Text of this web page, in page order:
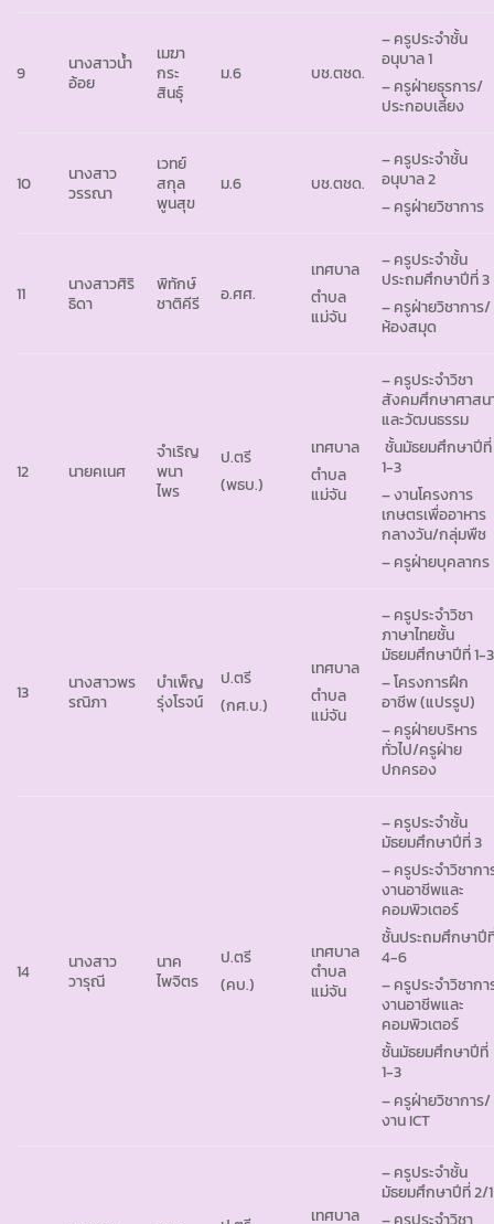
9
นางสาวน้ำ
อ้อย
เมฆา
กระ
สินธุ์
ม.6 บช.ตชด.
– ครูประจำชั้น
อนุบาล 1
– ครูฝ่ายธุรการ/
ประกอบเลี้ยง
10
นางสาว
วรรณา
เวทย์
สกุล
พูนสุข
ม.6 บช.ตชด.
– ครูประจำชั้น
อนุบาล 2
– ครูฝ่ายวิชาการ
11
นางสาวศิริ
ธิดา
พิทักษ์
ชาติคีรี
อ.ศศ.
เทศบาล
ตำบล
แม่จัน
– ครูประจำชั้น
ประถมศึกษาปีที่ 3
– ครูฝ่ายวิชาการ/
ห้องสมุด
12 นายคเนศ
จำเริญ
พนา
ไพร
ป.ตรี
(พธบ.)
เทศบาล
ตำบล
แม่จัน
– ครูประจำวิชา
สังคมศึกษาศาสน
และวัฒนธรรม
ชั้นมัธยมศึกษาปีที่
1-3
– งานโครงการ
เกษตรเพื่ออาหาร
กลางวัน/กลุ่มพืช
– ครูฝ่ายบุคลากร
13
นางสาวพร
รณิภา
บำเพ็ญ
รุ่งโรจน์
ป.ตรี
(กศ.บ.)
เทศบาล
ตำบล
แม่จัน
– ครูประจำวิชา
ภาษาไทยชั้น
มัธยมศึกษาปีที่ 1-3
– โครงการฝึก
อาชีพ (แปรรูป)
– ครูฝ่ายบริหาร
ทั่วไป/ครูฝ่าย
ปกครอง
14
นางสาว
วารุณี
นาค
ไพจิตร
ป.ตรี
(คบ.)
เทศบาล
ตำบล
แม่จัน
– ครูประจำชั้น
มัธยมศึกษาปีที่ 3
– ครูประจำวิชากา
งานอาชีพและ
คอมพิวเตอร์
ชั้นประถมศึกษาปี
4-6
– ครูประจำวิชากา
งานอาชีพและ
คอมพิวเตอร์
ชั้นมัธยมศึกษาปีที่
1-3
– ครูฝ่ายวิชาการ/
งาน ICT
เทศบาล
– ครูประจำชั้น
มัธยมศึกษาปีที่ 2/1